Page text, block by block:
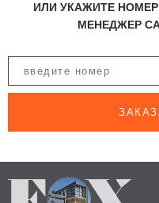
ИЛИ УКАЖИТЕ
МЕНЕДЖЕР